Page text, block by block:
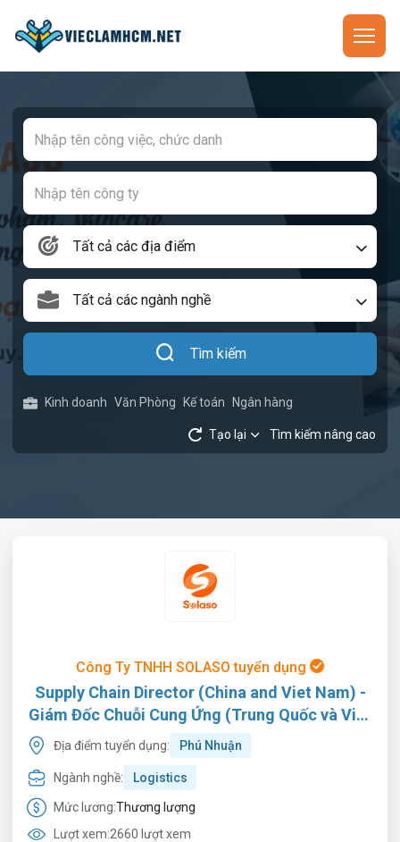
Tất cả các địa điểm
Tất cả các ngành nghề
Tìm kiếm
Kinh doanh Văn Phòng Kế toán Ngân hàng
Tạo lại Tìm kiếm nâng cao
Công Ty TNHH SOLASO tuyển dụng
Supply Chain Director (China and Viet Nam) -
Giám Đốc Chuỗi Cung Ứng (Trung Quốc và Việt
Nam)
Địa điểm tuyển dụng: Phú Nhuận
Ngành nghề: Logistics
Mức lương:Thương lượng
Lượt xem:2660 lượt xem